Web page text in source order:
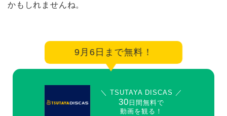
かもしれませんね。
9月6日まで無料！
＼ TSUTAYA DISCAS ／
30 日間無料で
動画を観る！